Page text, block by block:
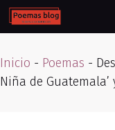
Skip
to
Inicio - Poemas -
Niña de